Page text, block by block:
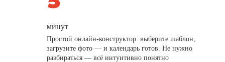
минут
Простой онлайн-конструктор: выберите шаблон,
загрузите фото — и календарь готов. Не нужно
разбираться — всё интуитивно понятно